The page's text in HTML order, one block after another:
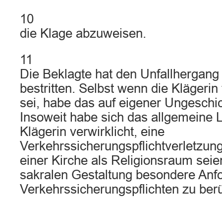
10
die Klage abzuweisen.
11
Die Beklagte hat den
bestritten. Selbst wenn die
sei, habe das auf eigener
Insoweit habe sich das allgemeine
Klägerin verwirklicht, eine
einer Kirche als Religionsraum
sakralen Gestaltung besondere
Verkehrssicherungspflichten zu